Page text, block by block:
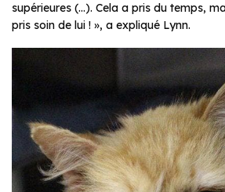
supérieures (…). Cela a pris du temps,
pris soin de lui ! », a expliqué Lynn.